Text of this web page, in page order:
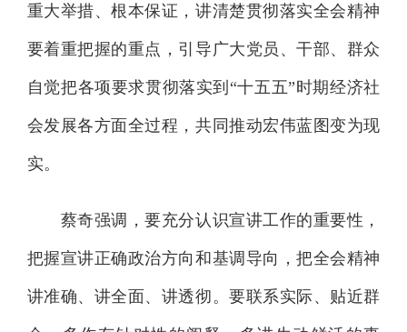
重大举措、根本保证，讲清楚贯彻落实全会精神
要着重把握的重点，引导广大党员、干部、群众
自觉把各项要求贯彻落实到“十五五”时期经济社
会发展各方面全过程，共同推动宏伟蓝图变为现
实。
蔡奇强调，要充分认识宣讲工作的重要性，
把握宣讲正确政治方向和基调导向，把全会精神
讲准确、讲全面、讲透彻。要联系实际、贴近群